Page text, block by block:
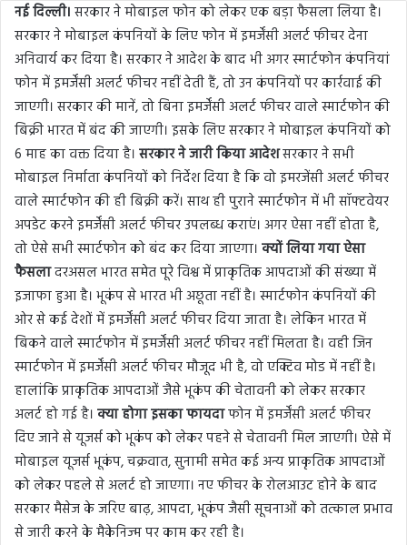
नई दिल्ली। सरकार ने मोबाइल फोन को लेकर एक बड़ा फैसला लिया है।
सरकार ने मोबाइल कंपनियों के लिए फोन में इमर्जेंसी अलर्ट फीचर देना
अनिवार्य कर दिया है। सरकार ने आदेश के बाद भी अगर स्मार्टफोन कंपनियां
फोन में इमर्जेंसी अलर्ट फीचर नहीं देती हैं, तो उन कंपनियों पर कार्रवाई की
जाएगी। सरकार की मानें, तो बिना इमर्जेंसी अलर्ट फीचर वाले स्मार्टफोन की
बिक्री भारत में बंद की जाएगी। इसके लिए सरकार ने मोबाइल कंपनियों को
6 माह का वक्त दिया है। सरकार ने जारी किया आदेशसरकार ने सभी
मोबाइल निर्माता कंपनियों को निर्देश दिया है कि वो इमरजेंसी अलर्ट फीचर
वाले स्मार्टफोन की ही बिक्री करें। साथ ही पुराने स्मार्टफोन में भी सॉफ्टवेयर
अपडेट करने इमर्जेंसी अलर्ट फीचर उपलब्ध कराएं। अगर ऐसा नहीं होता है,
तो ऐसे सभी स्मार्टफोन को बंद कर दिया जाएगा। क्यों लिया गया ऐसा
फैसलादरअसल भारत समेत पूरे विश्व में प्राकृतिक आपदाओं की संख्या में
इजाफा हुआ है। भूकंप से भारत भी अछूता नहीं है। स्मार्टफोन कंपनियों की
ओर से कई देशों में इमर्जेंसी अलर्ट फीचर दिया जाता है। लेकिन भारत में
बिकने वाले स्मार्टफोन में इमर्जेंसी अलर्ट फीचर नहीं मिलता है। वही जिन
स्मार्टफोन में इमर्जेंसी अलर्ट फीचर मौजूद भी है, वो एक्टिव मोड में नहीं है।
हालांकि प्राकृतिक आपदाओं जैसे भूकंप की चेतावनी को लेकर सरकार
अलर्ट हो गई है। क्या होगा इसका फायदाफोन में इमर्जेंसी अलर्ट फीचर
दिए जाने से यूजर्स को भूकंप को लेकर पहने से चेतावनी मिल जाएगी। ऐसे में
मोबाइल यूजर्स भूकंप, चक्रवात, सुनामी समेत कई अन्य प्राकृतिक आपदाओं
को लेकर पहले से अलर्ट हो जाएगा। नए फीचर के रोलआउट होने के बाद
सरकार मैसेज के जरिए बाढ़, आपदा, भूकंप जैसी सूचनाओं को तत्काल प्रभाव
से जारी करने के मैकेनिज्म पर काम कर रही है।